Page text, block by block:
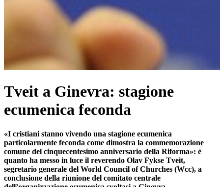
Tveit a Ginevra: stagione
ecumenica feconda
«I cristiani stanno vivendo una stagione ecumenica
particolarmente feconda come dimostra la commemorazione
comune del cinquecentesimo anniversario della Riforma»: è
quanto ha messo in luce il reverendo Olav Fykse Tveit,
segretario generale del World Council of Churches (Wcc), a
conclusione della riunione del comitato centrale